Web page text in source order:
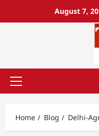
August 7,
Home Blog Delhi-